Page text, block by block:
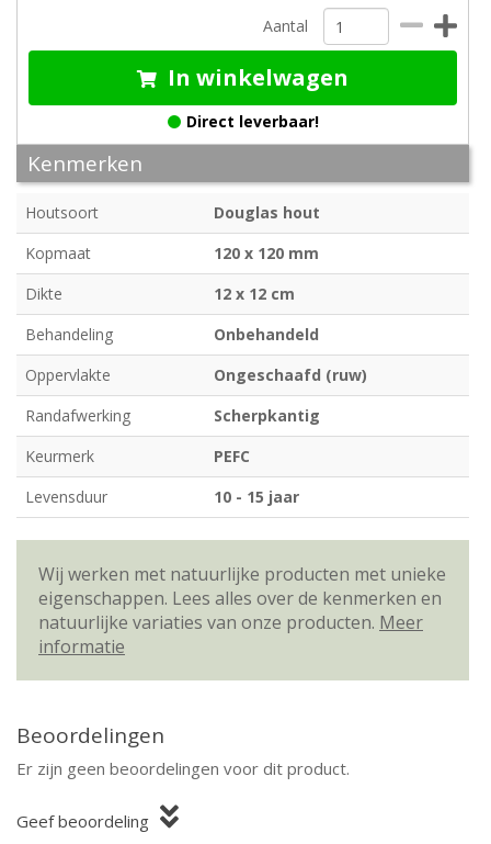
Aantal
In winkelwagen
Direct leverbaar!
Kenmerken
Houtsoort
Douglas hout
Kopmaat
120 x 120 mm
Dikte
12 x 12 cm
Behandeling
Onbehandeld
Oppervlakte
Ongeschaafd (ruw)
Randafwerking
Scherpkantig
Keurmerk
PEFC
Levensduur
10 - 15 jaar
Wij werken met natuurlijke producten met unieke
eigenschappen. Lees alles over de kenmerken en
natuurlijke variaties van onze producten. Meer
informatie
Beoordelingen
Er zijn geen beoordelingen voor dit product.
Geef beoordeling